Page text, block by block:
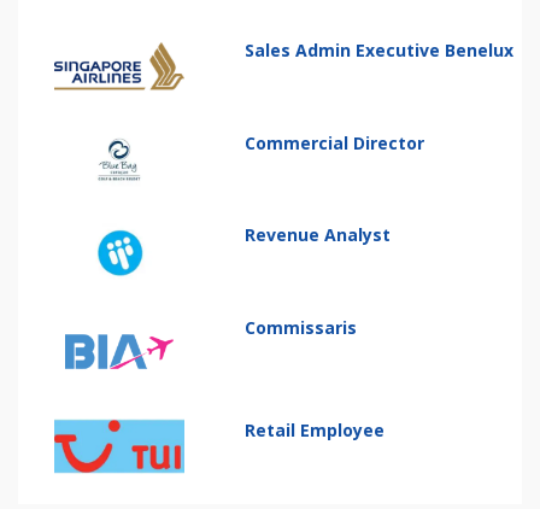
Sales Admin Executive Benelux
Commercial Director
Revenue Analyst
Commissaris
Retail Employee